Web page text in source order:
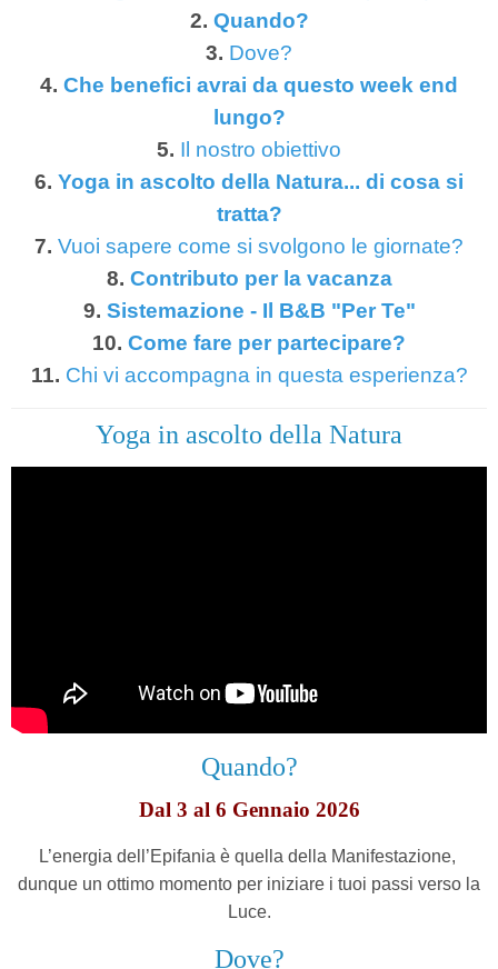
2. Quando?
3. Dove?
4. Che benefici avrai da questo week end
lungo?
5. Il nostro obiettivo
6. Yoga in ascolto della Natura... di cosa si
tratta?
7. Vuoi sapere come si svolgono le giornate?
8. Contributo per la vacanza
9. Sistemazione - Il B&B "Per Te"
10. Come fare per partecipare?
11. Chi vi accompagna in questa esperienza?
Yoga in ascolto della Natura
Quando?
Dal 3 al 6 Gennaio 2026
L’energia dell’Epifania è quella della Manifestazione,
dunque un ottimo momento per iniziare i tuoi passi verso la
Luce.
Dove?